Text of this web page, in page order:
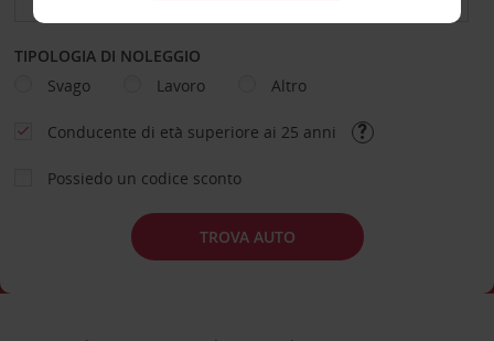
TIPOLOGIA DI NOLEGGIO
Svago
Lavoro Altro
Conducente di età superiore ai 25 anni
Possiedo un codice sconto
TROVA AUTO